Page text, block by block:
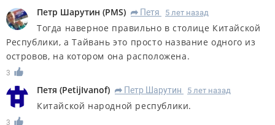
Петр Шарутин (PMS) R Петя 5 лет назад
Тогда наверное правильно в столице Китайской
Республики, а Тайвань это просто название одного из
островов, на котором она расположена.
3
Петя (PetijIvanof) R Петр Шарутин 5 лет назад
Китайской народной республики.
3